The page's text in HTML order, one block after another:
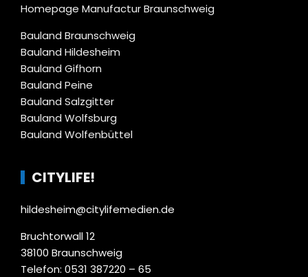
Homepage Manufactur Braunschweig
Bauland Braunschweig
Bauland Hildesheim
Bauland Gifhorn
Bauland Peine
Bauland Salzgitter
Bauland Wolfsburg
Bauland Wolfenbüttel
CITYLIFE!
hildesheim@citylifemedien.de
Bruchtorwall 12
38100 Braunschweig
Telefon: 0531 387220 – 65